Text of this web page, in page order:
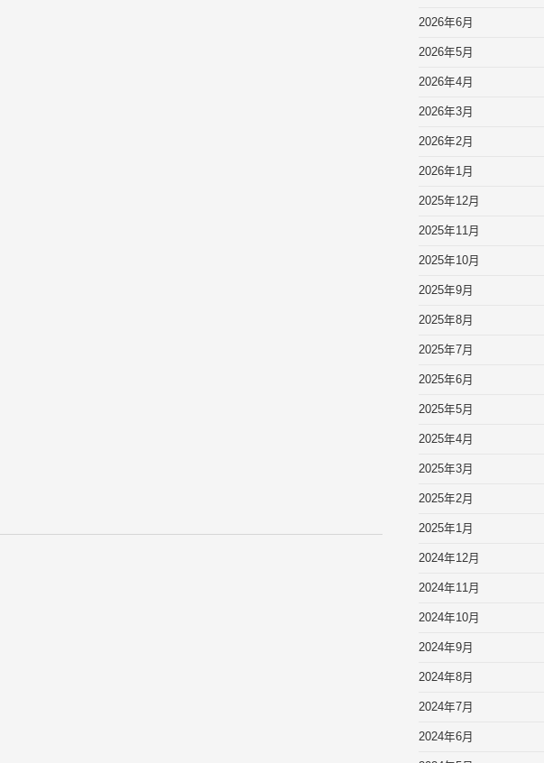
2026年6月
2026年5月
2026年4月
2026年3月
2026年2月
2026年1月
2025年12月
2025年11月
2025年10月
2025年9月
2025年8月
2025年7月
2025年6月
2025年5月
2025年4月
2025年3月
2025年2月
2025年1月
2024年12月
2024年11月
2024年10月
2024年9月
2024年8月
2024年7月
2024年6月